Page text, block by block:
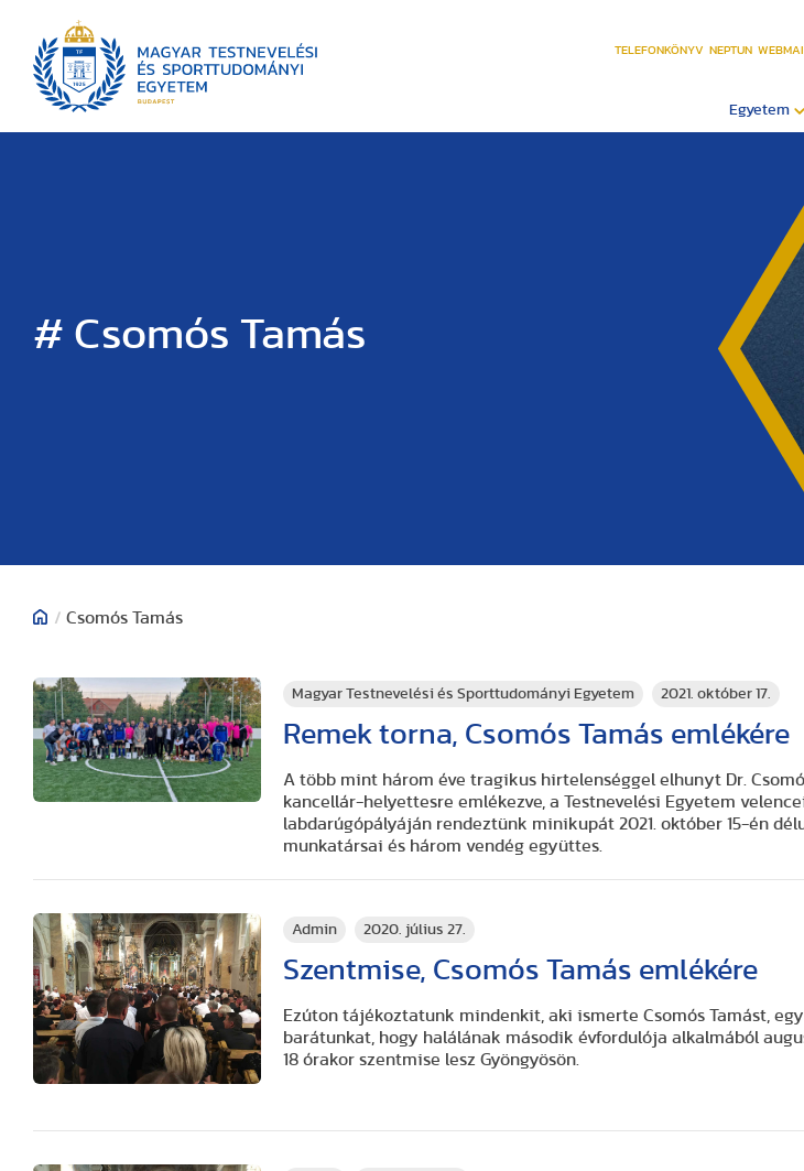
TELEFONKÖNYV NEPTUN
Egyetem
# Csomós Tamás
/ Csomós Tamás
Magyar Testnevelési és Sporttudományi Egyetem 2021. október 17.
Remek torna, Csomós Tamás emlékére
A több mint három éve tragikus hirtelenséggel elhunyt Dr.
kancellár-helyettesre emlékezve, a Testnevelési Egyetem
labdarúgópályáján rendeztünk minikupát 2021. október 15-én
munkatársai és három vendég együttes.
Admin 2020. július 27.
Szentmise, Csomós Tamás emlékére
Ezúton tájékoztatunk mindenkit, aki ismerte Csomós Tamást,
barátunkat, hogy halálának második évfordulója alkalmából
18 órakor szentmise lesz Gyöngyösön.